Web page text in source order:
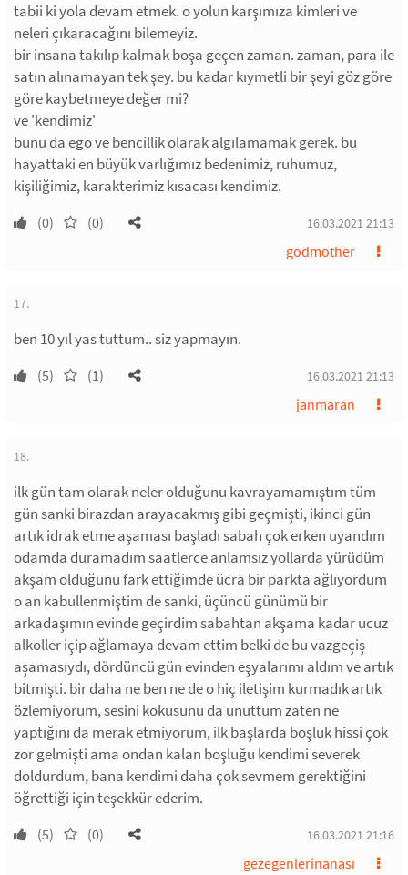
tabii ki yola devam etmek. o yolun karşımıza kimleri ve
neleri çıkaracağını bilemeyiz.
bir insana takılıp kalmak boşa geçen zaman. zaman, para ile
satın alınamayan tek şey. bu kadar kıymetli bir şeyi göz göre
göre kaybetmeye değer mi?
ve 'kendimiz'
bunu da ego ve bencillik olarak algılamamak gerek. bu
hayattaki en büyük varlığımız bedenimiz, ruhumuz,
kişiliğimiz, karakterimiz kısacası kendimiz.
(0) (0) 16.03.2021 21:13
godmother
17.
ben 10 yıl yas tuttum.. siz yapmayın.
(5) (1) 16.03.2021 21:13
janmaran
18.
ilk gün tam olarak neler olduğunu kavrayamamıştım tüm
gün sanki birazdan arayacakmış gibi geçmişti, ikinci gün
artık idrak etme aşaması başladı sabah çok erken uyandım
odamda duramadım saatlerce anlamsız yollarda yürüdüm
akşam olduğunu fark ettiğimde ücra bir parkta ağlıyordum
o an kabullenmiştim de sanki, üçüncü günümü bir
arkadaşımın evinde geçirdim sabahtan akşama kadar ucuz
alkoller içip ağlamaya devam ettim belki de bu vazgeçiş
aşamasıydı, dördüncü gün evinden eşyalarımı aldım ve artık
bitmişti. bir daha ne ben ne de o hiç iletişim kurmadık artık
özlemiyorum, sesini kokusunu da unuttum zaten ne
yaptığını da merak etmiyorum, ilk başlarda boşluk hissi çok
zor gelmişti ama ondan kalan boşluğu kendimi severek
doldurdum, bana kendimi daha çok sevmem gerektiğini
öğrettiği için teşekkür ederim.
(5) (0) 16.03.2021 21:16
gezegenlerinanası